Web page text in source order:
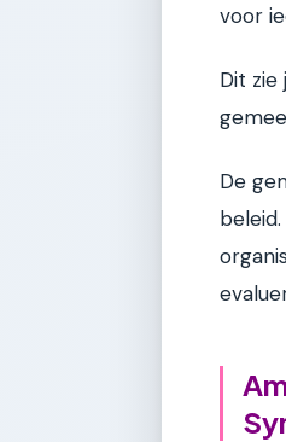
voor
Dit zie
De